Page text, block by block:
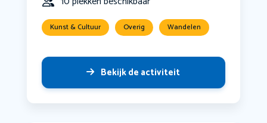
Kunst & Cultuur Overig Wandelen
Bekijk de activiteit